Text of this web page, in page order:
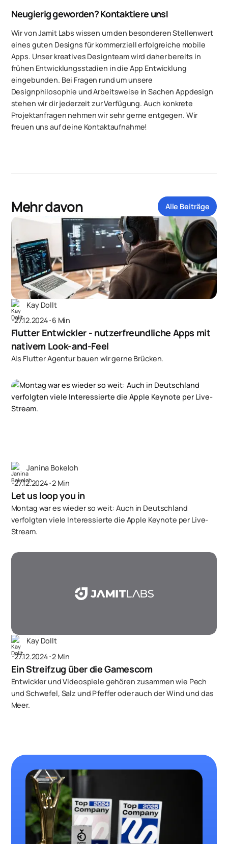
Neugierig geworden? Kontaktiere uns!
Wir von Jamit Labs wissen um den besonderen Stellenwert
eines guten Designs für kommerziell erfolgreiche mobile
Apps. Unser kreatives Designteam wird daher bereits in
frühen Entwicklungsstadien in die App Entwicklung
eingebunden. Bei Fragen rund um unsere
Designphilosophie und Arbeitsweise in Sachen Appdesign
stehen wir dir jederzeit zur Verfügung. Auch konkrete
Projektanfragen nehmen wir sehr gerne entgegen. Wir
freuen uns auf deine Kontaktaufnahme!
Mehr davon Alle Beiträge
Kay Dollt
･27.12.2024･6 Min
Flutter Entwickler - nutzer­freundliche Apps mit
nativem Look-and-Feel
Als Flutter Agentur bauen wir gerne Brücken.
Janina Bokeloh
･27.12.2024･2 Min
Let us loop you in
Montag war es wieder so weit: Auch in Deutschland
verfolgten viele Interessierte die Apple Keynote per Live-
Stream.
Kay Dollt
･27.12.2024･2 Min
Ein Streifzug über die Gamescom
Entwickler und Videospiele gehören zusammen wie Pech
und Schwefel, Salz und Pfeffer oder auch der Wind und das
Meer.